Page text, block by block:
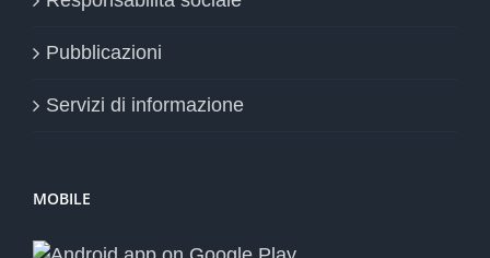
Pubblicazioni
Servizi di informazione
MOBILE